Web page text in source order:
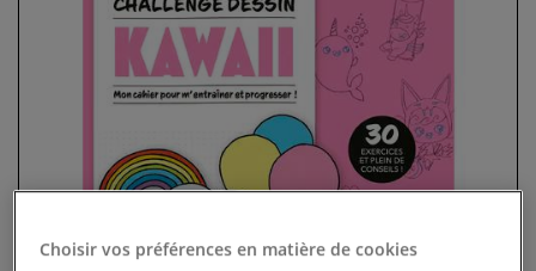
Choisir vos préférences en matière de cookies